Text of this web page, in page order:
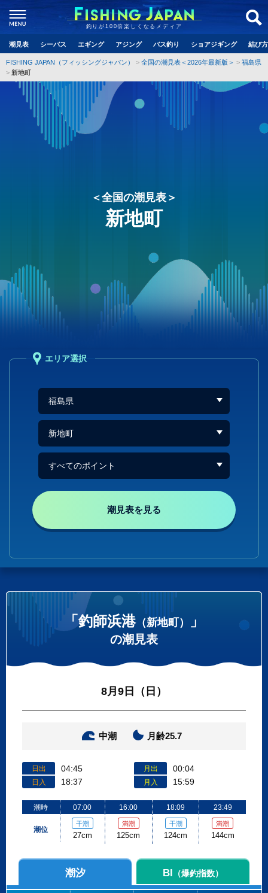
釣りが100倍楽しくなるメディア
潮見表 シーバス エギング アジング バス釣り ショアジギング 結び
FISHING JAPAN（フィッシングジャパン） 全国の潮見表＜2026年最新版＞
福島県
新地町
＜全国の潮見表＞
新地町
エリア選択
潮見表を見る
「釣師浜港（新地町） 」
の潮見表
8月9日（日）
中潮 月齢25.7
日出 04:45
日入 18:37
月出 00:04
月入 15:59
潮時
潮位
07:00
干潮
27cm
16:00
満潮
125cm
18:09
干潮
124cm
23:49
満潮
144cm
潮汐 BI （爆釣指数）